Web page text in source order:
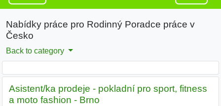
Nabídky práce pro Rodinný Poradce práce v
Česko
Back to category
Asistent/ka prodeje - pokladní pro sport, fitness
a moto fashion - Brno